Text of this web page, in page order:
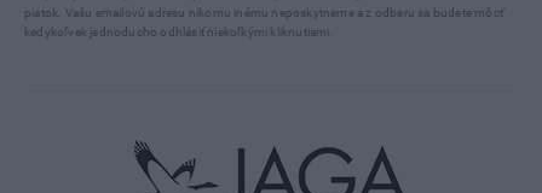
piatok. Vašu emailovú adresu nikomu inému neposkytneme a z odberu sa budete môcť
kedykoľvek jednoducho odhlásiť niekoľkými kliknutiami.